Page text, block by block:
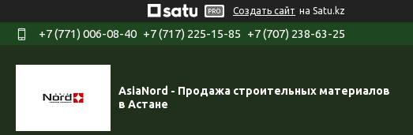
Создать сайт на Satu.kz
+7 (771) 006-08-40 +7 (717) 225-15-85 +7 (707) 238-63-25
AsiaNord - Продажа строительных материалов
в Астане